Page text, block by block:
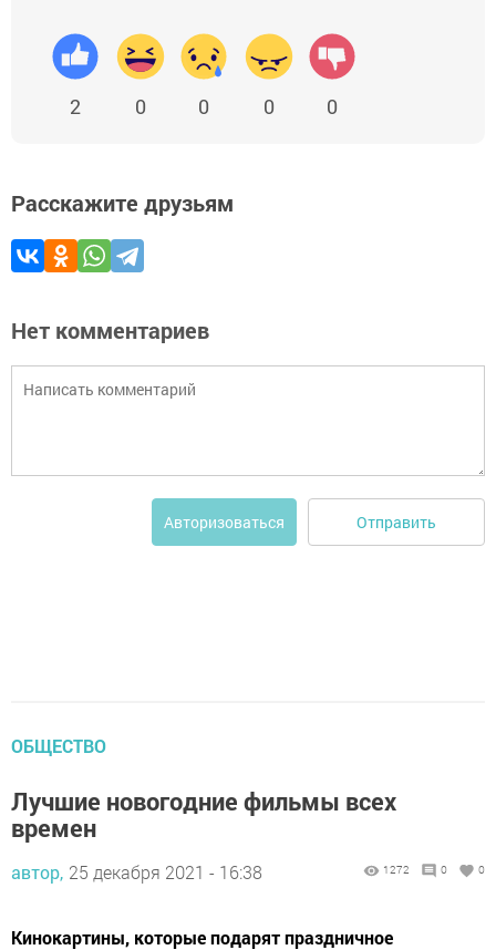
2 0 0 0 0
Расскажите друзьям
Нет комментариев
Авторизоваться Отправить
ОБЩЕСТВО
Лучшие новогодние фильмы всех
времен
автор, 25 декабря 2021 - 16:38 1272 0 0
Кинокартины, которые подарят праздничное